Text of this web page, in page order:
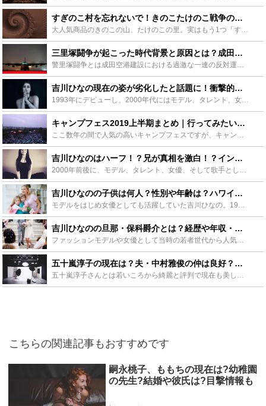
すぎのこ村を忘れないで！きのこたけのこ戦争の裏に隠された1つの勢力・・・ - Leisurego(レジャーゴー)
大人気商品のきのこの山、たけのこの里。実はもう1つ「すぎのこ村」が存在していたことはご存知ですか？今もなお惜しむ声が絶えない、すぎのこの村！この記事では、すぎのこ村が姿を消した本当の理由と今後の復刻...
三里塚闘争が起こった時代背景と原因とは？成田空港建設で支払った代償 - Leisurego(レジャーゴー)
警里塚闘争とは成田空港建設における過激な一連の反対運動のことを指します。成田空港建設のための土地買収を巡り地元が反発したことから始まり新左翼の参加によって過激になっていった三里塚闘争。その時代背景と...
吉川ひなの現在の姿が劣化したと話題に！衝撃的な画像多数！夫や子供は！？ - Leisurego(レジャーゴー)
1993年にデビューし、2000年代にはモデル、タレント、女優、そして歌手でも活躍していた吉川ひなのさんをご存知でしょうか。デビューから26年が経過した吉川ひなのさんですが、現在の姿が劣化したという...
キャンプフェス2019上半期まとめ｜行ってみたいイベント満載！ - Leisurego(レジャーゴー)
ここ数年の間で人気の高いキャンプフェスですが、キャンプフェスといってもキャンプだけでなく音楽やワークショップ、アート、スポーツ、フェス飯などがキャンプをしながら楽しめてしまうイベントです。今回はそん...
吉川ひなのはハーフ！？兄が真相を激白！？インスタグラムが話題に！ - Leisurego(レジャーゴー)
2000年前後に、モデル、タレント、女優、そして歌手として活躍した「吉川ひなの」さんをご存知でしょうか？ハーフっぽい顔立ちがかわいらしく男女問わず人気を集めていましたが、果たして吉川ひなのさんは「ハ...
吉川ひなのの子供は何人？性別や年齢は？ハワイでの生活など紹介 - Leisurego(レジャーゴー)
モデルをはじめ女優としても活躍していた吉川ひなの。19歳で結婚離婚等、波乱万丈な生活で知られる吉川ひなのも現在は子供を授かりママタレの一人となりました。現在はハワイに移住？彼女の子供時代と似ている？...
吉川ひなのの旦那・保科爵介とは？経歴や年収・馴れ初めも紹介 - Leisurego(レジャーゴー)
ファッションモデルや女優として当時の若者世代から人気を集めていた吉川ひなのさん。今の彼女の旦那「保科爵介さん」をご存知でしょうか。職業は会社経営者・社長ですが、過去にはすごい経歴があります。そんな吉...
五十嵐淳子の現在は？夫・中村雅俊の仲は良好？松田優作との三角関係！？ - Leisurego(レジャーゴー)
五十嵐淳子さんとは若いころから綺麗と評判で現在も美しさは変わらないと言われている女優です。過去には現在の夫と名俳優松田優作さんとの三角関係も噂になりました。この記事では中村雅俊さんと結婚後子どもにも...
こちらの関連記事もおすすめです
嗣永桃子、ももちの現在は?幼稚園
の先生?結婚や彼氏は?目撃情報も